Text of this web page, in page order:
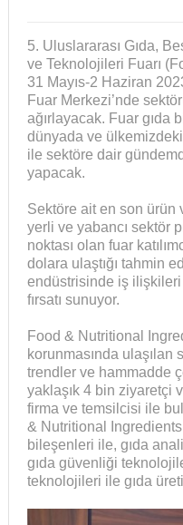
5. Uluslararası Gıda,
ve Teknolojileri Fuarı
31 Mayıs-2 Haziran
Fuar Merkezi’nde
ağırlayacak. Fuar gıda
dünyada ve
ile sektöre dair
yapacak.
Sektöre ait en son
yerli ve yabancı sektör
noktası olan fuar
dolara ulaştığı tahmin
endüstrisinde iş
fırsatı sunuyor.
Food & Nutritional
korunmasında
trendler ve hammadde
yaklaşık 4 bin ziyaretçi
firma ve temsilcisi ile
& Nutritional Ingredients
bileşenleri ile, gıda
gıda güvenliği
teknolojileri ile gıda